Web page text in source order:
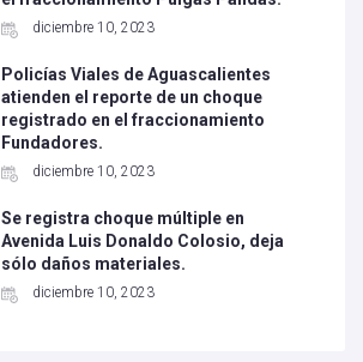
diciembre 10, 2023
Policías Viales de Aguascalientes
atienden el reporte de un choque
registrado en el fraccionamiento
Fundadores.
diciembre 10, 2023
Se registra choque múltiple en
Avenida Luis Donaldo Colosio, deja
sólo daños materiales.
diciembre 10, 2023